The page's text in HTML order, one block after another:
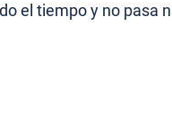
el tiempo y no pasa